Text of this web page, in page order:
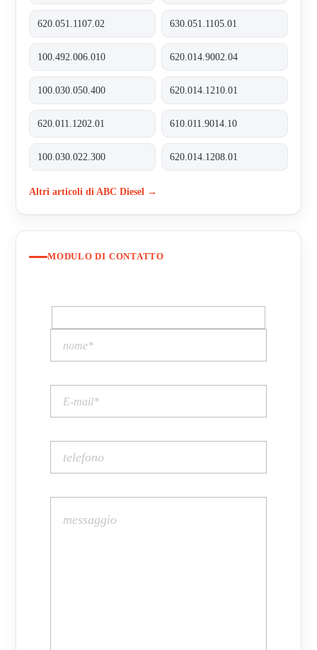
620.051.1107.02 630.051.1105.01
100.492.006.010 620.014.9002.04
100.030.050.400 620.014.1210.01
620.011.1202.01 610.011.9014.10
100.030.022.300 620.014.1208.01
Altri articoli di ABC Diesel →
MODULO DI CONTATTO